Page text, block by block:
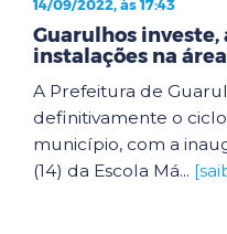
14/09/2022, às 17:43
Guarulhos
instalações na
A Prefeitura de
definitivamente o
município, com a
(14) da Escola Má...